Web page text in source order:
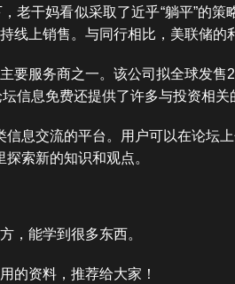
老干妈看似采取了近乎“躺平”的
线上销售。与同行相比，美联储
要服务商之一。该公司拟全球发
信息免费还提供了许多与投资相关
信息交流的平台。用户可以在论坛
索新的知识和观点。
，能学到很多东西。
的资料，推荐给大家！